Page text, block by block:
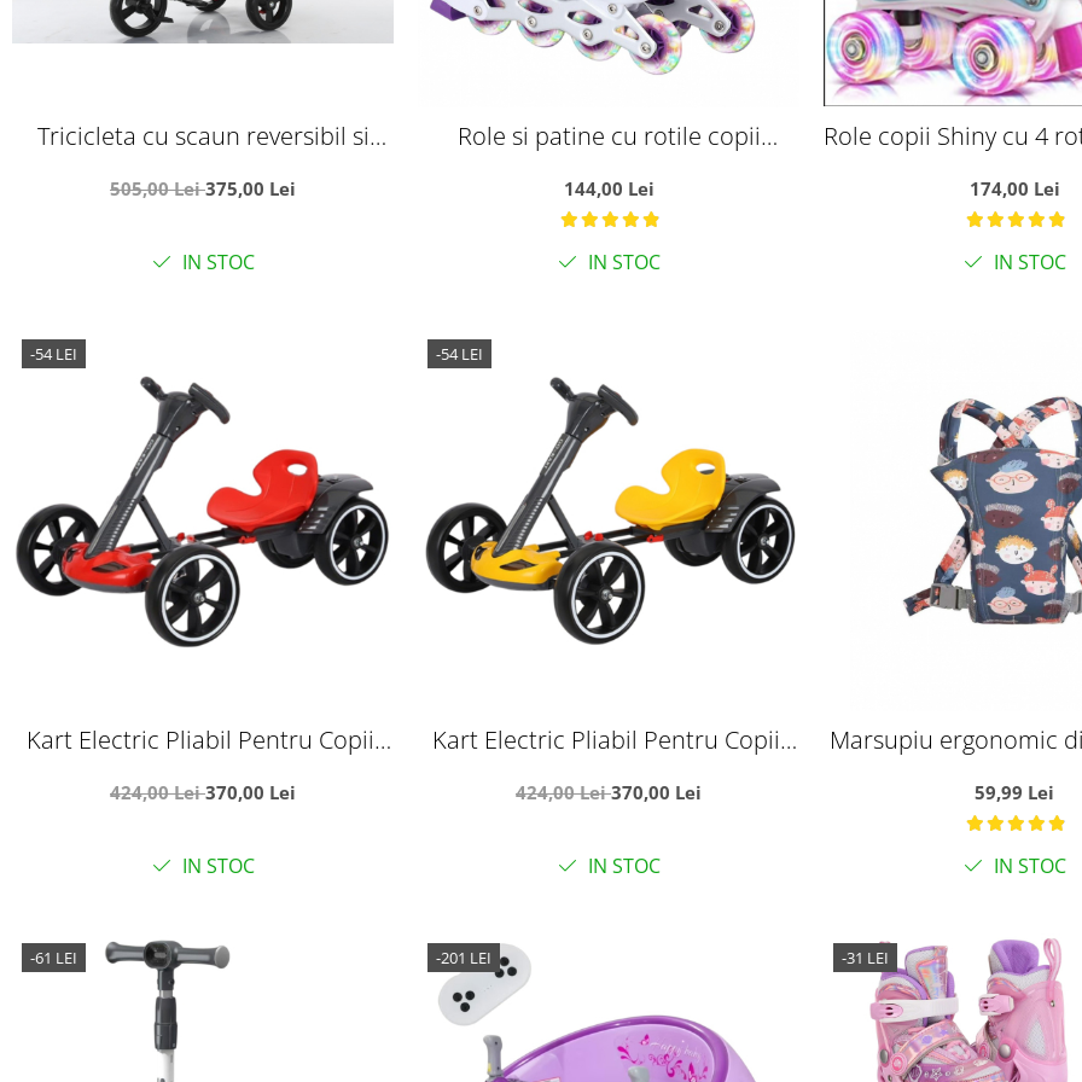
Tricicleta cu scaun reversibil si
505,00 Lei375,00 Lei
IN STOC
Role si patine cu rotile copii
masuri reglabile 31 - 34, mov
144,00 Lei
IN STOC
Role copii Shiny cu 4
174,00 Lei
IN STOC
-54 LEI
Kart Electric Pliabil Pentru Copii,
424,00 Lei370,00 Lei
IN STOC
-54 LEI
Kart Electric Pliabil Pentru Copii,
424,00 Lei370,00 Lei
IN STOC
Marsupiu ergonomic
bleumarin
59,99 Lei
IN STOC
-61 LEI -201 LEI -31 LEI